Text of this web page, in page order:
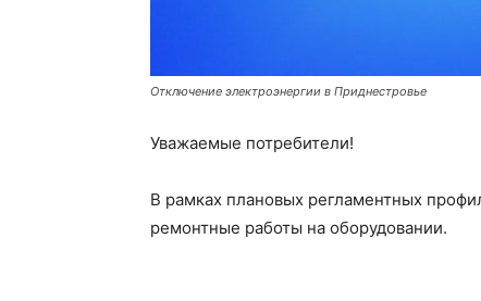
Отключение электроэнергии в Приднестровье
Уважаемые потребители!
В рамках плановых регламентных
ремонтные работы на оборудовании.